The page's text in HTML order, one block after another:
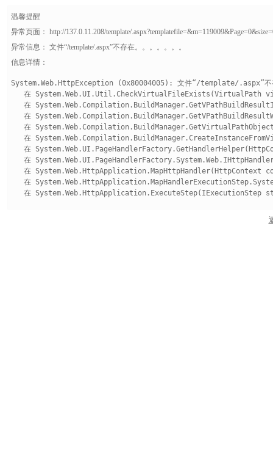
温馨提醒
异常页面： http://137.0.11.208/template/
异常信息： 文件“/template/.aspx”不存在。 。。。 。。。
信息详情：
System.Web.HttpException (0x80004005): 文件“/template/.aspx”不存在。。。。
在 System.Web.UI.Util.CheckVirtualFileExists(VirtualPath
在
在
在
在
在
在
在 System.Web.HttpApplication.MapHttpHandler(HttpContext
在
在 System.Web.HttpApplication.ExecuteStep(IExecutionStep